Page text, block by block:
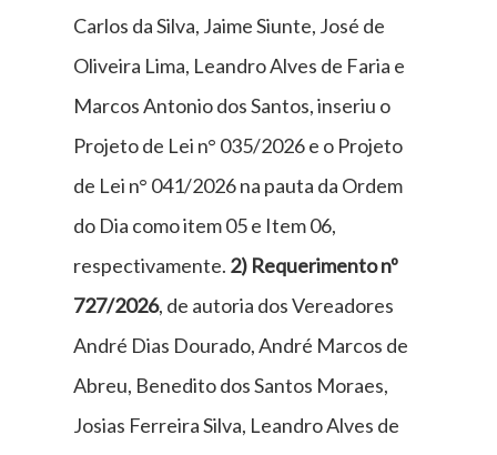
Carlos da Silva, Jaime Siunte, José de
Oliveira Lima, Leandro Alves de Faria e
Marcos Antonio dos Santos, inseriu o
Projeto de Lei n° 035/2026 e o Projeto
de Lei n° 041/2026 na pauta da Ordem
do Dia como item 05 e Item 06,
respectivamente. 2) Requerimento nº
727/2026, de autoria dos Vereadores
André Dias Dourado, André Marcos de
Abreu, Benedito dos Santos Moraes,
Josias Ferreira Silva, Leandro Alves de